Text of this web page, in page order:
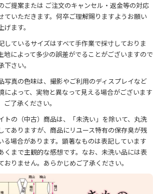
ご提案または ご注文のキャンセル・返金等の対応
ていただきます。何卒ご理解賜りますようお願い
げます。
ているサイズはすべて手作業で採寸しておりま
地によって多少の誤差がでることがございますので
下さい。
写真の色味は、撮影やご利用のディスプレイなど
によって、実物と異なって見える場合がございます
ご了承ください。
トの（中古）商品は、「未洗い」を除いて、丸洗
てありますが、商品にリユース特有の保存臭が残
る場合があります。顕著なものは表記しています
くまで主観的な感想です。なお、未洗い品には表
おりません。あらかじめご了承ください。